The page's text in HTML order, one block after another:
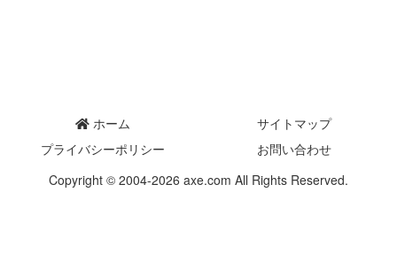
ホーム
サイトマップ
プライバシーポリシー
お問い合わせ
Copyright © 2004-2026 axe.com All Rights Reserved.